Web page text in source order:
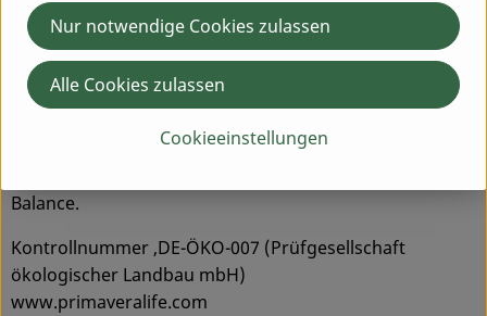
Zutaten, liebevolle Fürsorge und Verantwortung für
Mensch und Natur sowie faire Beziehungen - zu
unseren Produzenten, Lieferanten, Kunden,
Mitarbeitern, den Menschen, die unsere Vision teilen.
dem unermesslichen Reichtum der natürlichen
Balance.
Kontrollnummer ,DE-ÖKO-007 (Prüfgesellschaft
ökologischer Landbau mbH)
www.primaveralife.com
Cookieeinstellungen
Nur notwendige Cookies zulassen
Alle Cookies zulassen